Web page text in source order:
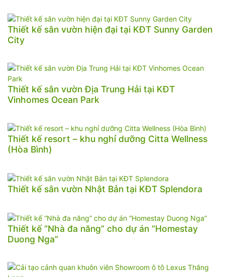
Thiết kế sân vườn hiện đại tại KĐT Sunny Garden
City
Thiết kế sân vườn Địa Trung Hải tại KĐT
Vinhomes Ocean Park
Thiết kế resort – khu nghỉ dưỡng Citta Wellness
(Hòa Bình)
Thiết kế sân vườn Nhật Bản tại KĐT Splendora
Thiết kế “Nhà đa năng” cho dự án “Homestay
Duong Nga”